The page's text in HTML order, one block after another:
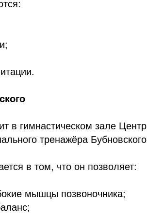
в гимнастическом зале
тренажёра
в том, что он позволяет:
мышцы позвоночника;